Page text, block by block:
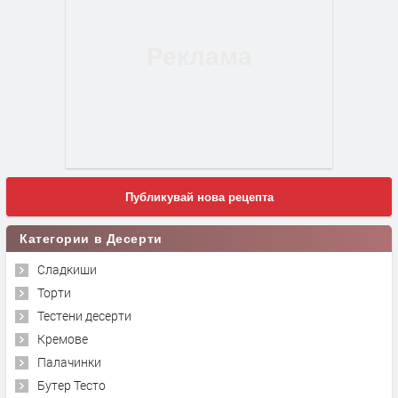
Публикувай нова рецепта
Категории в Десерти
Сладкиши
Торти
Тестени десерти
Кремове
Палачинки
Бутер Тесто